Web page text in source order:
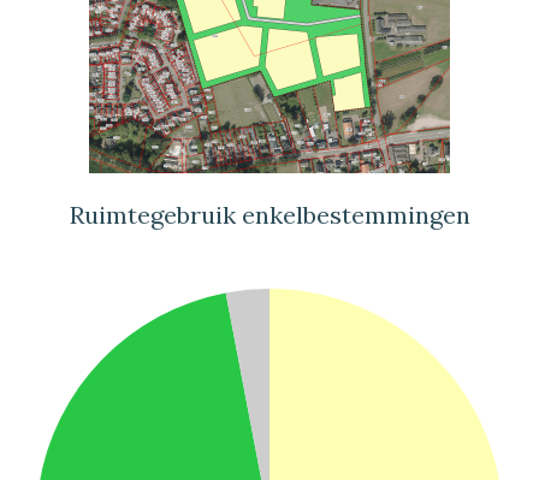
Ruimtegebruik enkelbestemmingen